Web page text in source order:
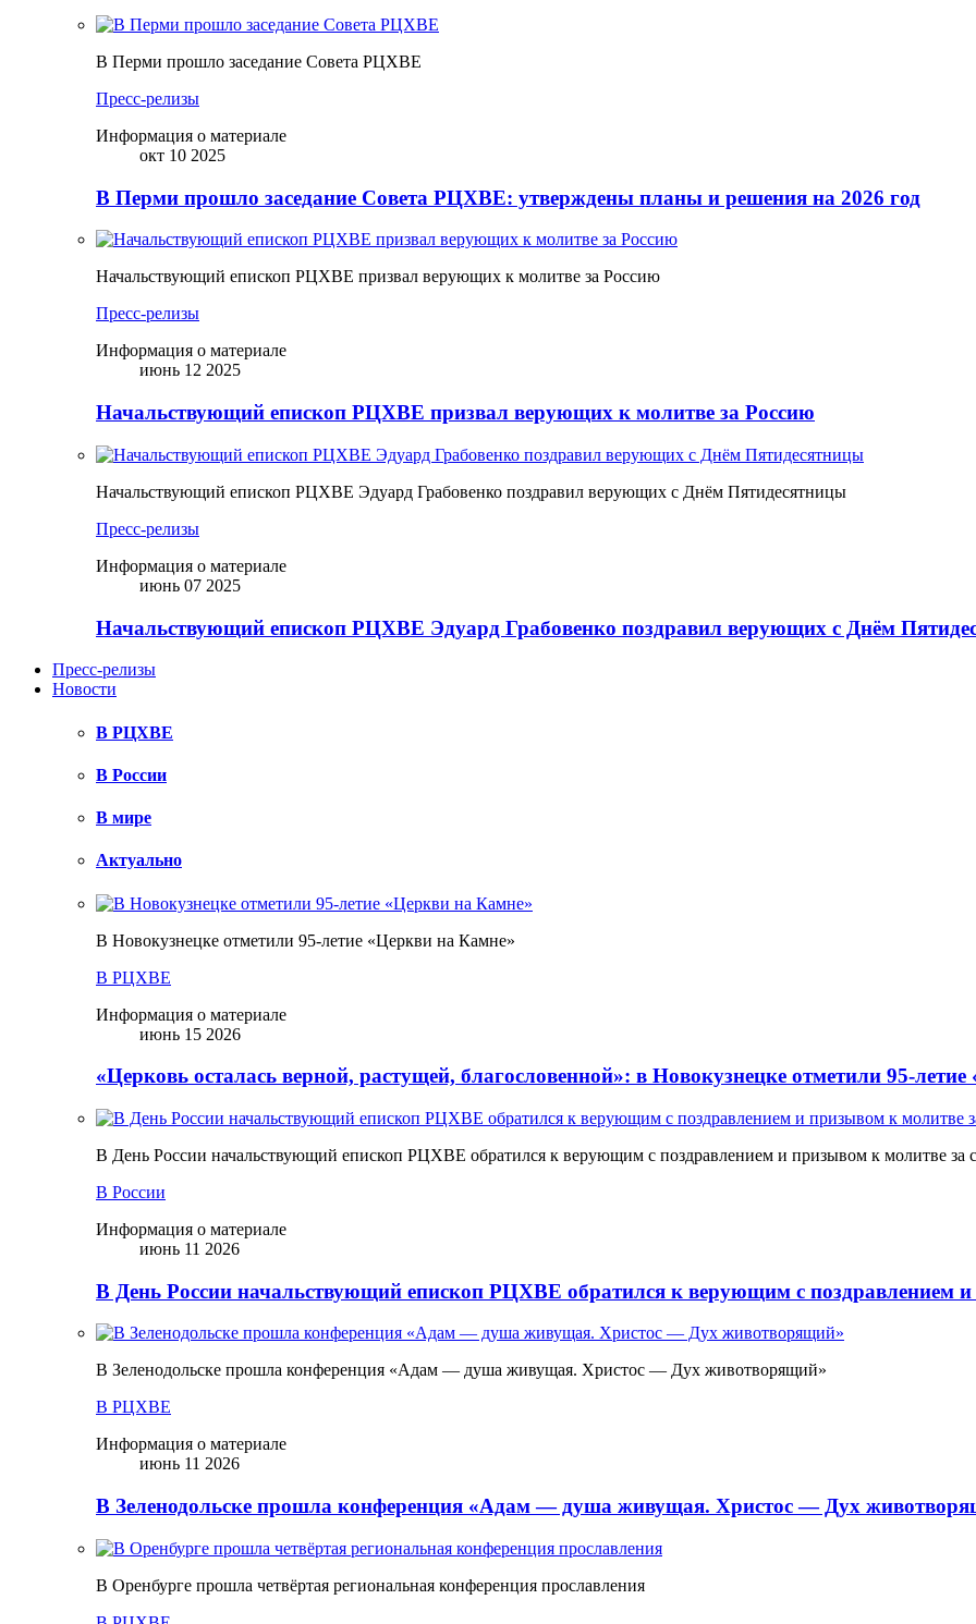
В Перми прошло заседание Совета РЦХВЕ
Пресс-релизы
Информация о материале
окт 10 2025
В Перми прошло заседание Совета РЦХВЕ: утверждены планы и решения на 2026 год
Начальствующий епископ РЦХВЕ призвал верующих к молитве за Россию
Пресс-релизы
Информация о материале
июнь 12 2025
Начальствующий епископ РЦХВЕ призвал верующих к молитве за Россию
Начальствующий епископ РЦХВЕ Эдуард Грабовенко поздравил верующих с Днём Пятидесятницы
Пресс-релизы
Информация о материале
июнь 07 2025
Начальствующий епископ РЦХВЕ Эдуард Грабовенко поздравил верующих с Днём
Пресс-релизы
Новости
В РЦХВЕ
В России
В мире
Актуально
В Новокузнецке отметили 95-летие «Церкви на Камне»
В РЦХВЕ
Информация о материале
июнь 15 2026
«Церковь осталась верной, растущей, благословенной»: в Новокузнецке отметили 95-
В День России начальствующий епископ РЦХВЕ обратился к верующим с поздравлением и призывом к молитве за
В России
Информация о материале
июнь 11 2026
В День России начальствующий епископ РЦХВЕ обратился к верующим с поздравлением
В Зеленодольске прошла конференция «Адам — душа живущая. Христос — Дух животворящий»
В РЦХВЕ
Информация о материале
июнь 11 2026
В Зеленодольске прошла конференция «Адам — душа живущая. Христос — Дух
В Оренбурге прошла четвёртая региональная конференция прославления